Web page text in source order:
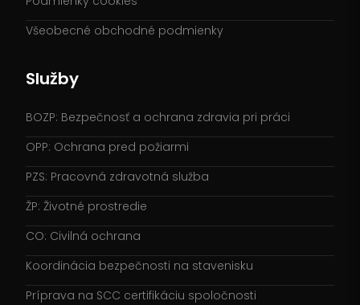
Všeobecné obchodné podmienky
Služby
BOZP: Bezpečnosť a ochrana zdravia pri práci
OPP: Ochrana pred požiarmi
PZS: Pracovná zdravotná služba
ŽP: Životné prostredie
CO: Civilná ochrana
Koordinácia bezpečnosti na stavenisku
Príprava na SCC certifikáciu spoločnosti